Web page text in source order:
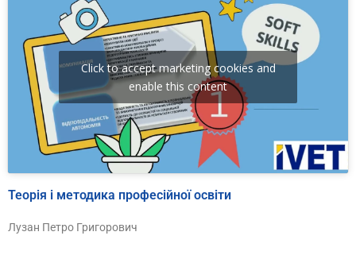
Click to accept marketing cookies and
enable this content
Теорія і методика професійної освіти
Лузан Петро Григорович